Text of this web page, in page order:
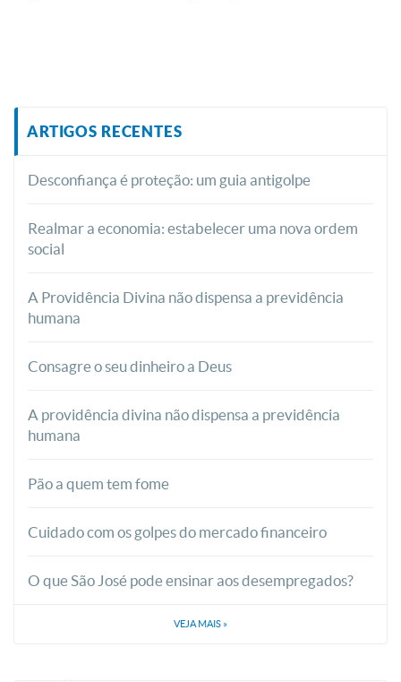
ARTIGOS RECENTES
Desconfiança é proteção: um guia antigolpe
Realmar a economia: estabelecer uma nova ordem
social
A Providência Divina não dispensa a previdência
humana
Consagre o seu dinheiro a Deus
A providência divina não dispensa a previdência
humana
Pão a quem tem fome
Cuidado com os golpes do mercado financeiro
O que São José pode ensinar aos desempregados?
VEJA MAIS »